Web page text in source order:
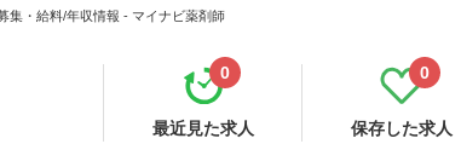
集・給料/年収情報 - マイナビ薬剤師
最近見た求人
0
保存した求人
0